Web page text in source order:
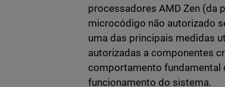
processadores AMD Zen (da
microcódigo não autorizado
uma das principais medidas
autorizadas a componentes
comportamento fundamental
funcionamento do sistema.